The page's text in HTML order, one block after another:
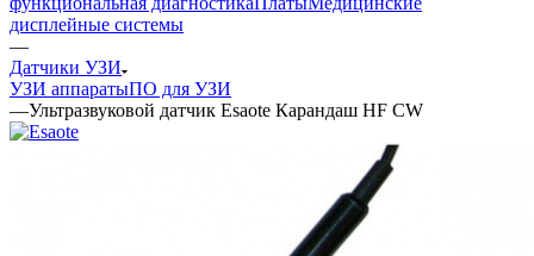
дисплейные системы
—
Датчики УЗИ
УЗИ аппаратыПО для УЗИ
—Ультразвуковой датчик Esaote Карандаш HF CW